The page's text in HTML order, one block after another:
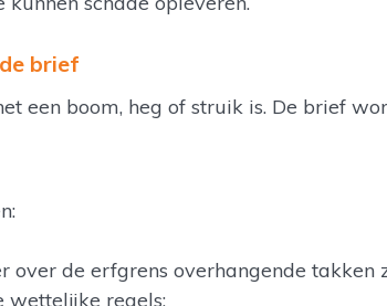
brief
een boom, heg of struik is. De brief
over de erfgrens overhangende takken
wettelijke regels;